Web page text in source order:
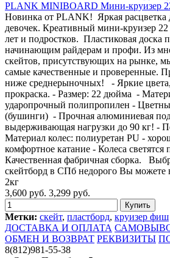
PLANK MINIBOARD Мини-круизер
Новинка от PLANK! Яркая расцветка
девочек. Креативный мини-круизер
лет и подростков. Пластиковая доска
начинающим райдерам и профи. Из
скейтов, присутствующих на рынке,
самые качественные и проверенные.
ниже среднерыночных! - Яркие цвета,
прокраска. - Размер: 22 дюйма -
ударопрочный полипропилен -
(бушинги) - Прочная алюминиевая
выдерживающая нагрузки до 90 кг! -
Материал колес: полиуретан PU -
комфортное катание - Колеса светятся
Качественная фабричная сборка.
скейтборд в СПб недорого Вы
2кг
3,600 руб. 3,299 руб.
Метки: скейт, пластборд, круизер фиш
ДОСТАВКА И ОПЛАТА
ОБМЕН И ВОЗВРАТ РЕКВИЗИТЫ
8(812)981-55-38